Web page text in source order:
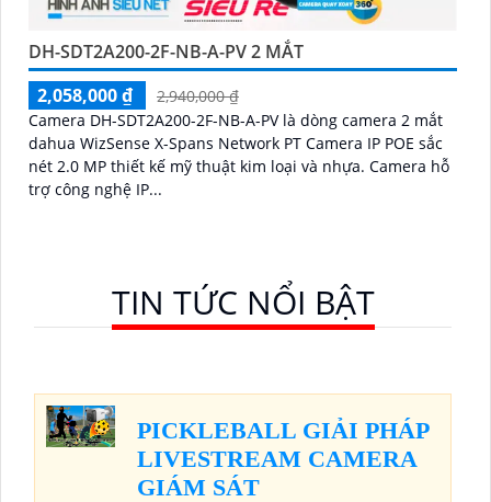
DH-SDT2A200-2F-NB-A-PV 2 MẮT
2,058,000 ₫
2,940,000 ₫
Camera DH-SDT2A200-2F-NB-A-PV là dòng camera 2 mắt
dahua WizSense X-Spans Network PT Camera IP POE sắc
nét 2.0 MP thiết kế mỹ thuật kim loại và nhựa. Camera hỗ
trợ công nghệ IP...
TIN TỨC NỔI BẬT
PICKLEBALL GIẢI PHÁP
LIVESTREAM CAMERA
GIÁM SÁT